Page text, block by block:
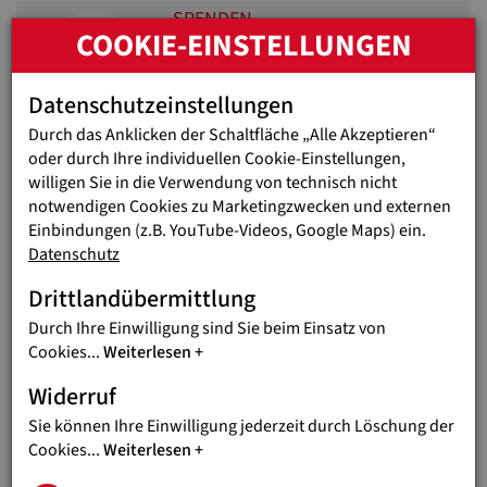
SPENDEN
SPENDEN IST HELFEN
Jugendlichen eine Zukunft schenken
LEKTÜRE
UNSER MAGAZIN - GIOVANNI
Spannende Hintergründe und
INFO
Menschen aus
COOKIE-EINSTELLUNGEN
Datenschutzeinstellungen
Durch das Anklicken der Schaltfläche „Alle Akzeptieren“
oder durch Ihre individuellen Cookie-Einstellungen,
willigen Sie in die Verwendung von technisch nicht
notwendigen Cookies zu Marketingzwecken und externen
Einbindungen (z.B. YouTube-Videos, Google Maps) ein.
Datenschutz
Drittlandübermittlung
Durch Ihre Einwilligung sind Sie beim Einsatz von
Cookies...Weiterlesen
Widerruf
Sie können Ihre Einwilligung jederzeit durch Löschung der
Cookies...Weiterlesen